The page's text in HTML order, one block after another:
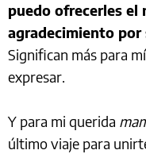
puedo ofrecerles el
agradecimiento por
Significan más para
expresar.
Y para mi querida
último viaje para